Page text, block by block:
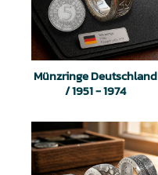
Münzringe Deutschland
/ 1951 - 1974